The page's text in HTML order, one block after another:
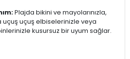
Plajda bikini ve mayolarınızla,
uçuş uçuş elbiselerinizle veya
kusursuz bir uyum sağlar.